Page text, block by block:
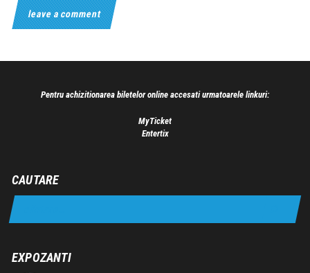
Pentru achizitionarea biletelor online accesati urmatoarele linkuri:
MyTicket
Entertix
CAUTARE
EXPOZANTI